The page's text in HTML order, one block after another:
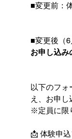
■変更前：
■変更後（
お申し込み
以下のフォ
え、お申し
※定員に限
📩 体験申込